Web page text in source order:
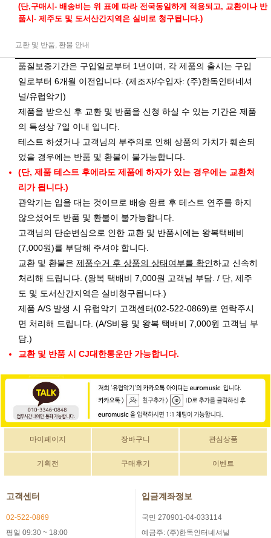
(단,구매시- 배송비는 위 표에 따라 전국동일하게 적용되고, 교환이나 반
품시- 제주도 및 도서산간지역은 실비로 청구됩니다.)
교환 및 반품, 환불 안내
품질보증기간은 구입일로부터 1년이며, 각 제품의 출시는 구입
일로부터 6개월 이전입니다. (제조자/수입자: (주)한독인터네셔
널/유럽악기)
제품을 받으신 후 교환 및 반품을 신청 하실 수 있는 기간은 제품
의 특성상 7일 이내 입니다.
테스트 하셨거나 고객님의 부주의로 인해 상품의 가치가 훼손되
었을 경우에는 반품 및 환불이 불가능합니다.
(단, 제품 테스트 후에라도 제품에 하자가 있는 경우에는 교환처
리가 됩니다.)
관악기는 입을 대는 것이므로 배송 완료 후 테스트 연주를 하지
않으셨어도 반품 및 환불이 불가능합니다.
고객님의 단순변심으로 인한 교환 및 반품시에는 왕복택배비
(7,000원)를 부담해 주셔야 합니다.
교환 및 환불은 제품수거 후 상품의 상태여부를 확인하고 신속히
처리해 드립니다. (왕복 택배비 7,000원 고객님 부담. / 단, 제주
도 및 도서산간지역은 실비청구됩니다.)
제품 A/S 발생 시 유럽악기 고객센터(02-522-0869)로 연락주시
면 처리해 드립니다. (A/S비용 및 왕복 택배비 7,000원 고객님 부
담.)
교환 및 반품 시 CJ대한통운만 가능합니다.
마이페이지 장바구니 관심상품
기획전 구매후기 이벤트
고객센터
02-522-0869
평일 09:30 ~ 18:00
입금계좌정보
국민 270901-04-033114
예금주: (주)한독인터네셔널